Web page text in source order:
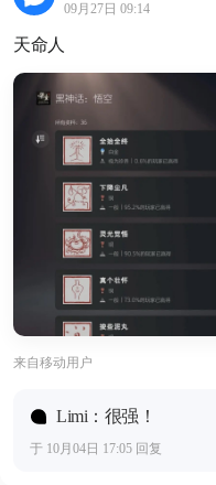
09月27日 09:14
天命人
来自移动用户
Limi：很强！
于 10月04日 17:05 回复